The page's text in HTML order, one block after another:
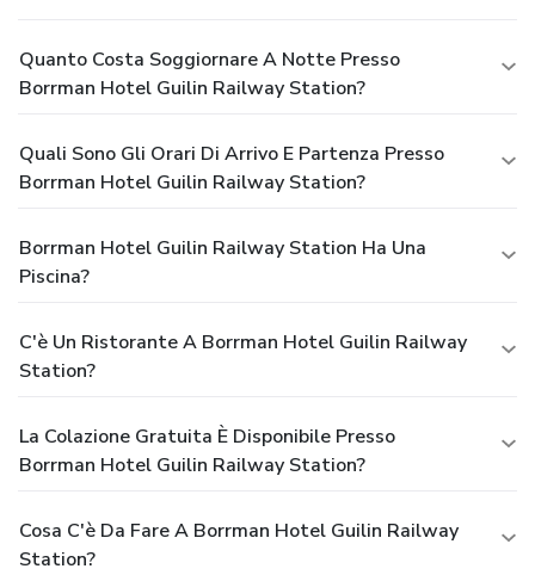
Quanto Costa Soggiornare A Notte Presso
Borrman Hotel Guilin Railway Station?
Quali Sono Gli Orari Di Arrivo E Partenza Presso
Borrman Hotel Guilin Railway Station?
Borrman Hotel Guilin Railway Station Ha Una
Piscina?
C'è Un Ristorante A Borrman Hotel Guilin Railway
Station?
La Colazione Gratuita È Disponibile Presso
Borrman Hotel Guilin Railway Station?
Cosa C'è Da Fare A Borrman Hotel Guilin Railway
Station?